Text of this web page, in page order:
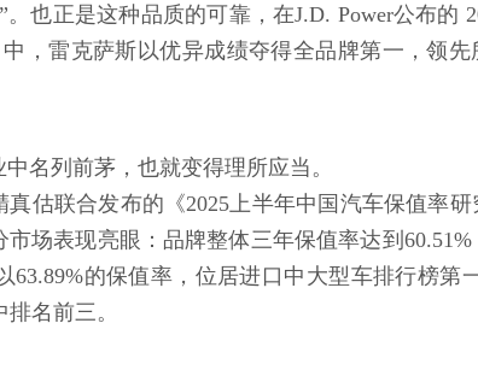
也正是这种品质的可靠，在J.D. Power公布的
，雷克萨斯以优异成绩夺得全品牌第一，领先
名列前茅，也就变得理所应当。
估联合发布的《2025上半年中国汽车保值率研
场表现亮眼：品牌整体三年保值率达到60.51%
63.89%的保值率，位居进口中大型车排行榜第
名前三。